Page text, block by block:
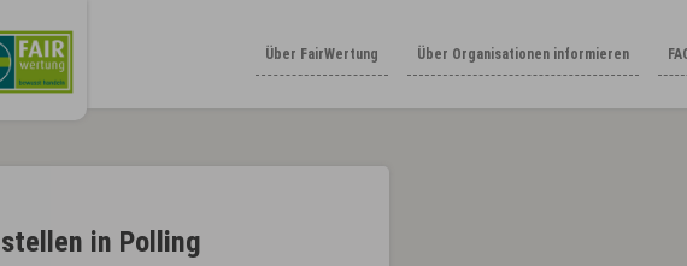
Über FairWertung Über Organisationen informieren
in Polling